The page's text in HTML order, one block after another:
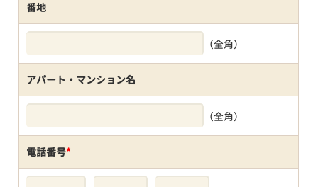
番地
（全角）
アパート・マンション名
（全角）
電話番号*